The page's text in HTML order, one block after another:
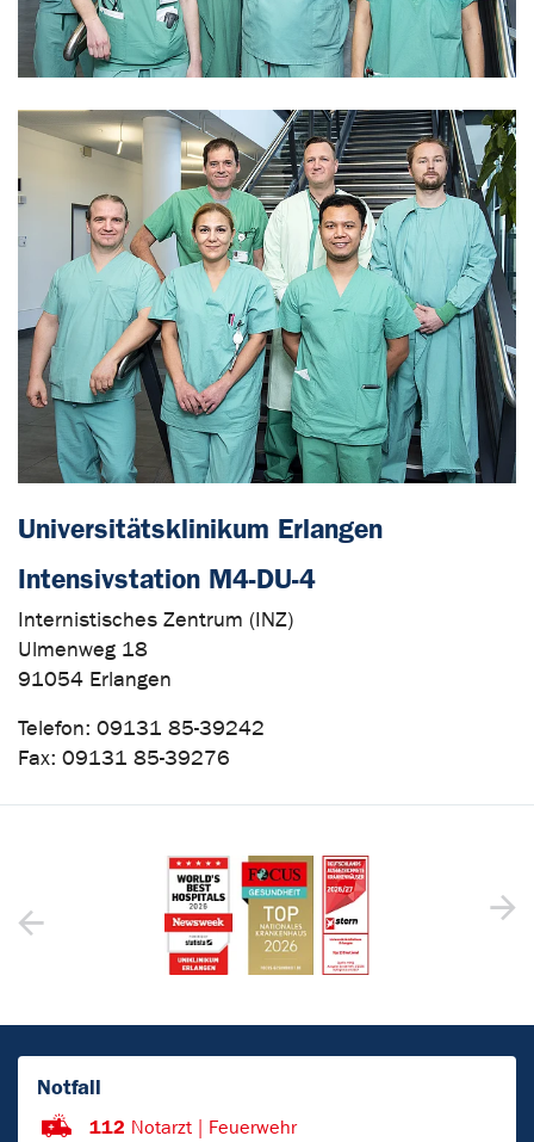
Universitätsklinikum Erlangen
Intensivstation M4-DU-4
Internistisches Zentrum (INZ)
Ulmenweg 18
91054 Erlangen
Telefon: 09131 85-39242
Fax: 09131 85-39276
Notfall
112 Notarzt | Feuerwehr